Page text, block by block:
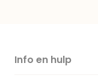
Info en hulp